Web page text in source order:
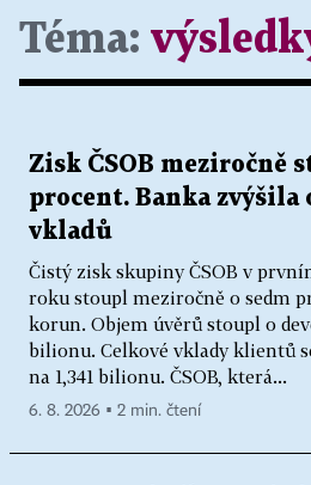
Téma:
Zisk ČSOB meziročně
procent. Banka zvýšila
vkladů
Čistý zisk skupiny ČSOB v
roku stoupl meziročně o sedm
korun. Objem úvěrů stoupl o
bilionu. Celkové vklady klientů
na 1,341 bilionu. ČSOB, která...
6. 8. 2026 ▪ 2 min. čtení